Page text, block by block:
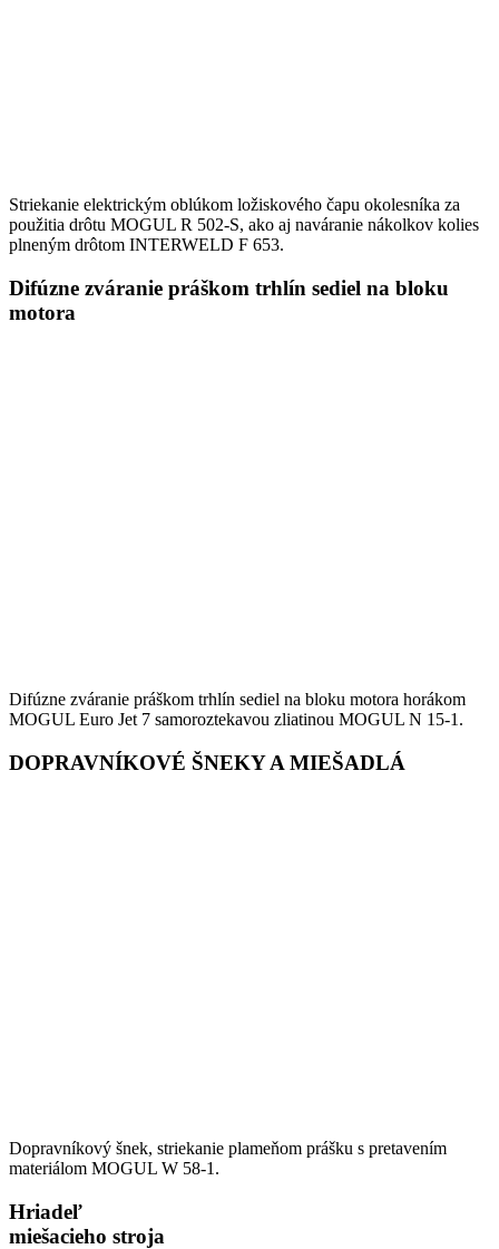
Striekanie elektrickým oblúkom ložiskového čapu okolesníka za
použitia drôtu MOGUL R 502-S, ako aj naváranie nákolkov kolies
plneným drôtom INTERWELD F 653.
Difúzne zváranie práškom trhlín sediel na bloku
motora
Difúzne zváranie práškom trhlín sediel na bloku motora horákom
MOGUL Euro Jet 7 samoroztekavou zliatinou MOGUL N 15-1.
DOPRAVNÍKOVÉ ŠNEKY A MIEŠADLÁ
Dopravníkový šnek, striekanie plameňom prášku s pretavením
materiálom MOGUL W 58-1.
Hriadeľ
miešacieho stroja